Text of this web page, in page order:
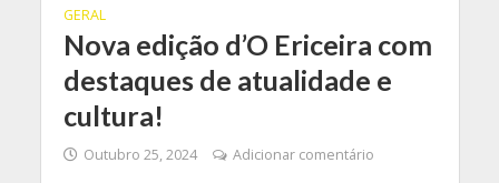
GERAL
Nova edição d’O Ericeira com
destaques de atualidade e
cultura!
Outubro 25, 2024 Adicionar comentário